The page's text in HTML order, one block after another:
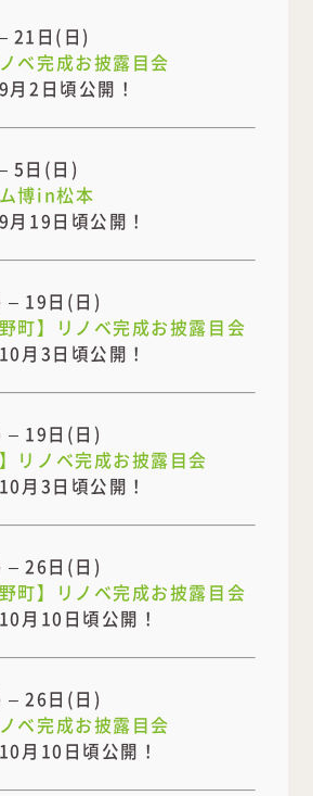
21日(日)
ベ完成お披露目会
2日頃公開！
5日(日)
博in松本
19日頃公開！
– 19日(日)
町】リノベ完成お披露目会
月3日頃公開！
– 19日(日)
リノベ完成お披露目会
月3日頃公開！
– 26日(日)
町】リノベ完成お披露目会
月10日頃公開！
– 26日(日)
ベ完成お披露目会
月10日頃公開！